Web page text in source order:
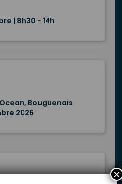
| 8h30 - 14h
Bouguenais
2026
×